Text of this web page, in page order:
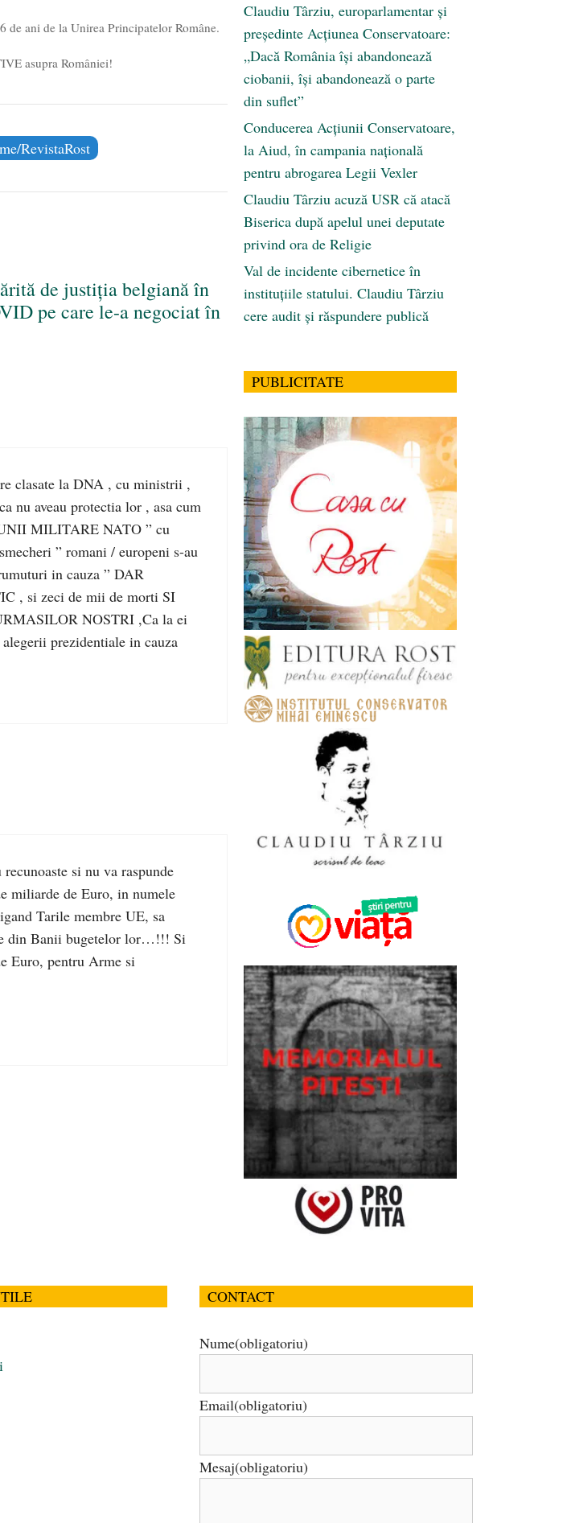
de ani de la Unirea Principatelor Române.
asupra României!
RevistaRost
de justiţia belgiană în
pe care le-a negociat în
clasate la DNA , cu ministrii ,
nu aveau protectia lor , asa cum
MILITARE NATO ” cu
” romani / europeni s-au
in cauza ” DAR
, si zeci de mii de morti SI
NOSTRI ,Ca la ei
prezidentiale in cauza
si nu va raspunde
miliarde de Euro, in numele
Tarile membre UE, sa
din Banii bugetelor lor…!!! Si
Euro, pentru Arme si
Claudiu Târziu, europarlamentar și
președinte Acțiunea Conservatoare:
„Dacă România își abandonează
ciobanii, își abandonează o parte
din suflet”
Conducerea Acțiunii Conservatoare,
la Aiud, în campania națională
pentru abrogarea Legii Vexler
Claudiu Târziu acuză USR că atacă
Biserica după apelul unei deputate
privind ora de Religie
Val de incidente cibernetice în
instituțiile statului. Claudiu Târziu
cere audit și răspundere publică
PUBLICITATE
CONTACT
Nume(obligatoriu)
Email(obligatoriu)
Mesaj(obligatoriu)